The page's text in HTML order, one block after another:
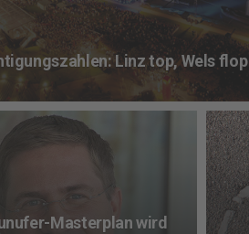
Linz top, Wels flop
Masterplan wird